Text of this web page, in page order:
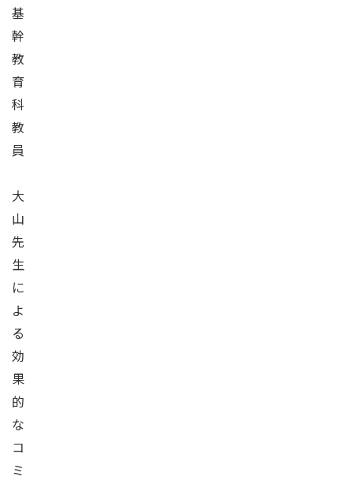
基
幹
教
育
科
教
員
大
山
先
生
に
よ
る
効
果
的
な
コ
ミ